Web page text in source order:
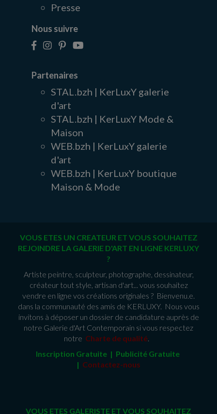
Presse
Nous suivre
Partenaires
STAL.bzh | KerLuxY galerie
d'art
STAL.bzh | KerLuxY Mode &
Maison
WEB.bzh | KerLuxY galerie
d'art
WEB.bzh | KerLuxY boutique
Maison & Mode
VOUS ETES UN CREATEUR ET VOUS SOUHAITEZ
REJOINDRE LA GALERIE D'ART EN LIGNE KERLUXY
?
Artiste peintre, sculpteur, photographe, dessinateur,
créateur tout style, artisan d'art... vous souhaitez
vendre en ligne vos créations originales ? Bienvenu.e.
dans la communauté des amis de KERLUXY. Nous vous
invitons à déposer un dossier de candidature auprès de
notre Galerie d'Art Contemporain si vous respectez
notre Charte de qualité.
Inscription Gratuite | Publicité Gratuite
| Contactez-nous
VOUS ETES GALERISTE ET VOUS SOUHAITEZ